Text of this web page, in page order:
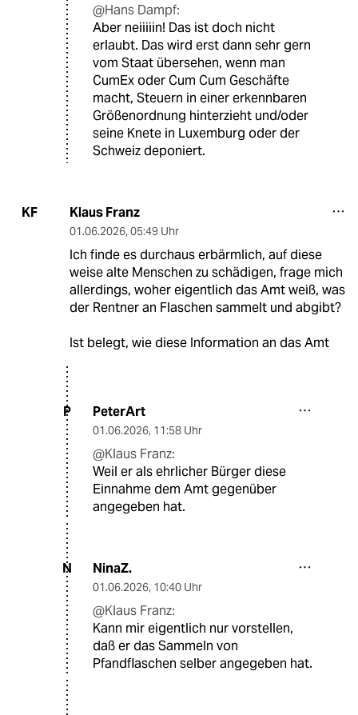
@Hans Dampf:
Aber neiiiiin! Das ist doch nicht
erlaubt. Das wird erst dann sehr gern
vom Staat übersehen, wenn man
CumEx oder Cum Cum Geschäfte
macht, Steuern in einer erkennbaren
Größenordnung hinterzieht und/oder
seine Knete in Luxemburg oder der
Schweiz deponiert.
KF Klaus Franz
01.06.2026, 05:49 Uhr
Ich finde es durchaus erbärmlich, auf diese
weise alte Menschen zu schädigen, frage mich
allerdings, woher eigentlich das Amt weiß, was
der Rentner an Flaschen sammelt und abgibt?
Ist belegt, wie diese Information an das Amt
P PeterArt
01.06.2026, 11:58 Uhr
@Klaus Franz:
Weil er als ehrlicher Bürger diese
Einnahme dem Amt gegenüber
angegeben hat.
N NinaZ.
01.06.2026, 10:40 Uhr
@Klaus Franz:
Kann mir eigentlich nur vorstellen,
daß er das Sammeln von
Pfandflaschen selber angegeben hat.